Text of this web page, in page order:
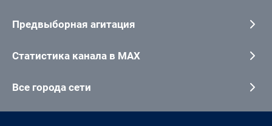
Предвыборная агитация
Статистика канала в MAX
Все города сети